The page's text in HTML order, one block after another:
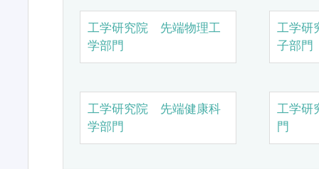
工学研究院 先端物理工
学部門
工学研
子部門
工学研究院 先端健康科
学部門
工学研
門